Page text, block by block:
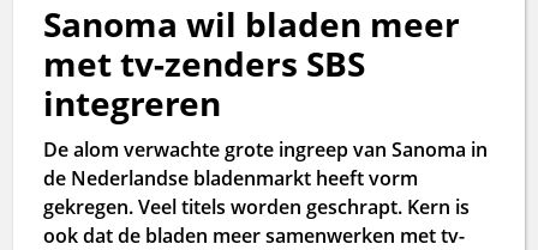
Sanoma wil bladen meer
met tv-zenders SBS
integreren
De alom verwachte grote ingreep van Sanoma in
de Nederlandse bladenmarkt heeft vorm
gekregen. Veel titels worden geschrapt. Kern is
ook dat de bladen meer samenwerken met tv-